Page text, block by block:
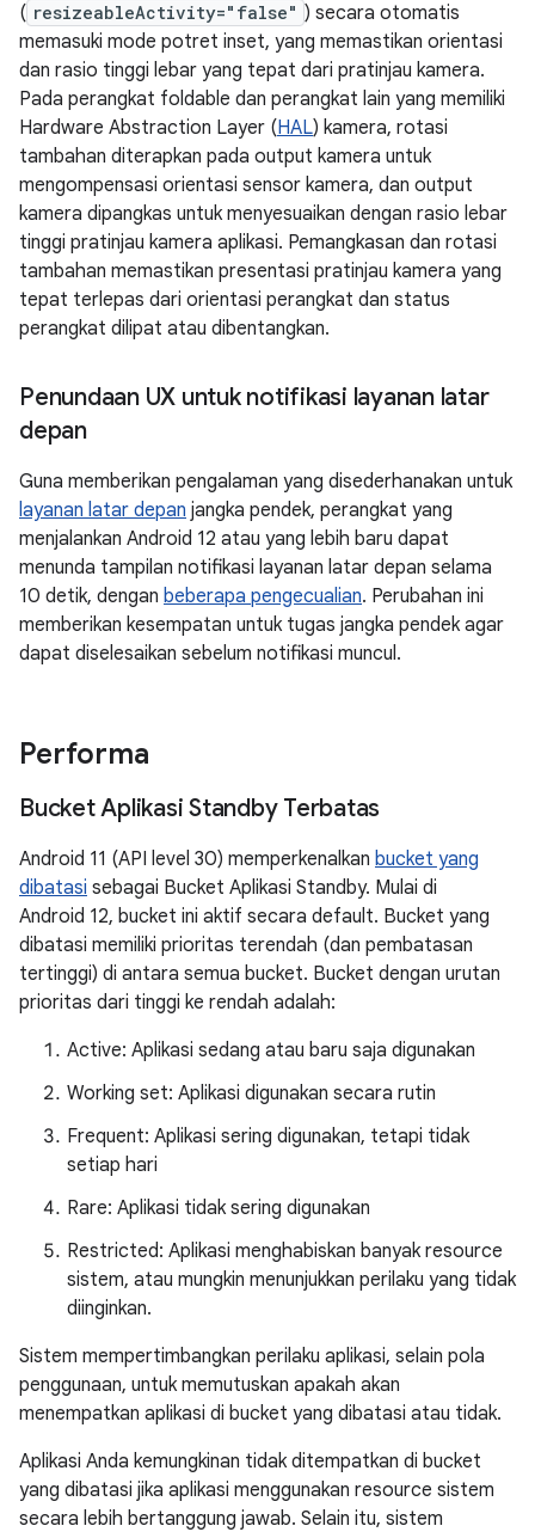
( resizeableActivity="false" ) secara otomatis
memasuki mode potret inset, yang memastikan orientasi
dan rasio tinggi lebar yang tepat dari pratinjau kamera.
Pada perangkat foldable dan perangkat lain yang memiliki
Hardware Abstraction Layer (HAL) kamera, rotasi
tambahan diterapkan pada output kamera untuk
mengompensasi orientasi sensor kamera, dan output
kamera dipangkas untuk menyesuaikan dengan rasio lebar
tinggi pratinjau kamera aplikasi. Pemangkasan dan rotasi
tambahan memastikan presentasi pratinjau kamera yang
tepat terlepas dari orientasi perangkat dan status
perangkat dilipat atau dibentangkan.
Penundaan UX untuk notifikasi layanan latar
depan
Guna memberikan pengalaman yang disederhanakan untuk
layanan latar depan jangka pendek, perangkat yang
menjalankan Android 12 atau yang lebih baru dapat
menunda tampilan notifikasi layanan latar depan selama
10 detik, dengan beberapa pengecualian. Perubahan ini
memberikan kesempatan untuk tugas jangka pendek agar
dapat diselesaikan sebelum notifikasi muncul.
Performa
Bucket Aplikasi Standby Terbatas
Android 11 (API level 30) memperkenalkan bucket yang
dibatasi sebagai Bucket Aplikasi Standby. Mulai di
Android 12, bucket ini aktif secara default. Bucket yang
dibatasi memiliki prioritas terendah (dan pembatasan
tertinggi) di antara semua bucket. Bucket dengan urutan
prioritas dari tinggi ke rendah adalah:
Active: Aplikasi sedang atau baru saja digunakan
Working set: Aplikasi digunakan secara rutin
Frequent: Aplikasi sering digunakan, tetapi tidak
setiap hari
Rare: Aplikasi tidak sering digunakan
Restricted: Aplikasi menghabiskan banyak resource
sistem, atau mungkin menunjukkan perilaku yang tidak
diinginkan.
Sistem mempertimbangkan perilaku aplikasi, selain pola
penggunaan, untuk memutuskan apakah akan
menempatkan aplikasi di bucket yang dibatasi atau tidak.
Aplikasi Anda kemungkinan tidak ditempatkan di bucket
yang dibatasi jika aplikasi menggunakan resource sistem
secara lebih bertanggung jawab. Selain itu, sistem